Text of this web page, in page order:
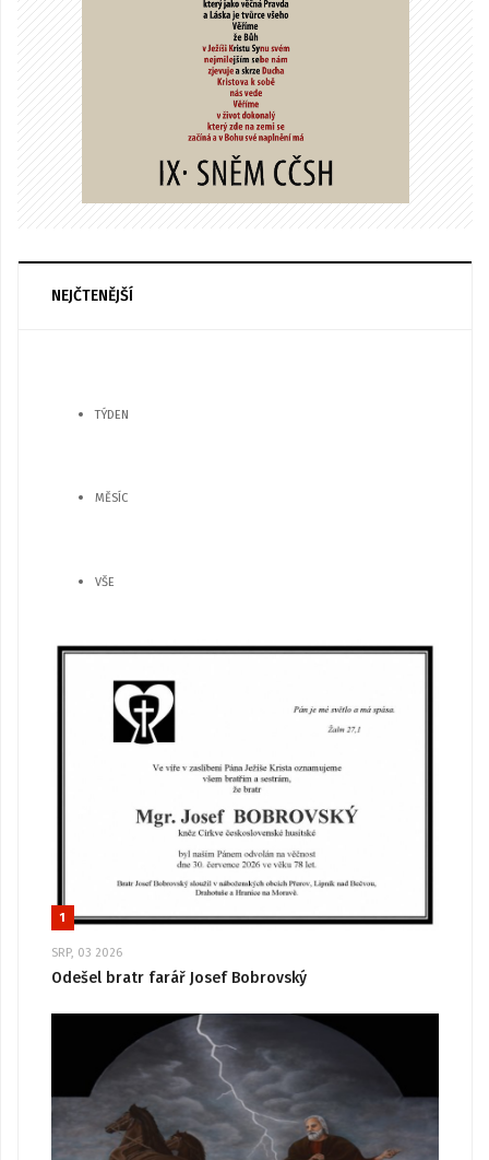
NEJČTENĚJŠÍ
TÝDEN
MĚSÍC
VŠE
1
SRP, 03 2026
Odešel bratr farář Josef Bobrovský